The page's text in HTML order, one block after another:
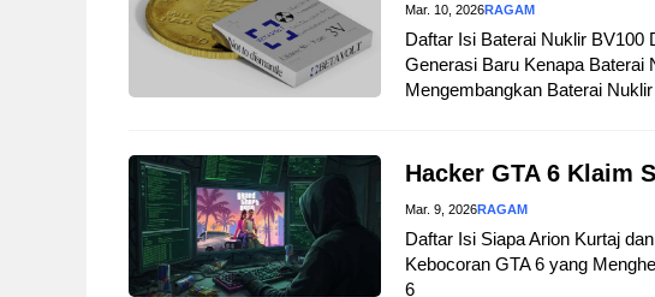
Mar. 10, 2026RAGAM
Daftar Isi Baterai Nuklir BV100
Generasi Baru Kenapa Baterai
Mengembangkan Baterai
Hacker GTA 6 Klaim
Mar. 9, 2026RAGAM
Daftar Isi Siapa Arion Kurtaj
Kebocoran GTA 6 yang
6